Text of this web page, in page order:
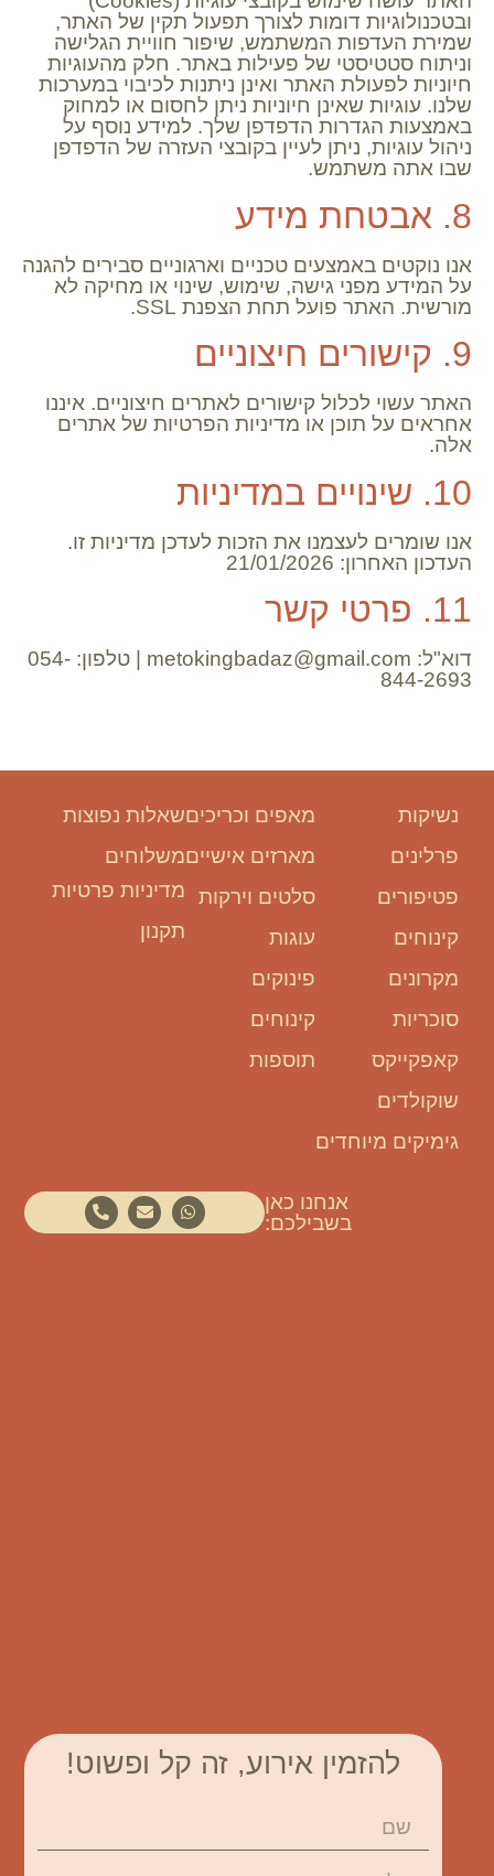
ובטכנולוגיות דומות לצורך תפעול תקין של האתר,
שמירת העדפות המשתמש, שיפור חוויית הגלישה
וניתוח סטטיסטי של פעילות באתר. חלק מהעוגיות
חיוניות לפעולת האתר ואינן ניתנות לכיבוי במערכות
שלנו. עוגיות שאינן חיוניות ניתן לחסום או למחוק
באמצעות הגדרות הדפדפן שלך. למידע נוסף על
ניהול עוגיות, ניתן לעיין בקובצי העזרה של הדפדפן
שבו אתה משתמש.
8. אבטחת מידע
אנו נוקטים באמצעים טכניים וארגוניים סבירים להגנה
על המידע מפני גישה, שימוש, שינוי או מחיקה לא
מורשית. האתר פועל תחת הצפנת SSL.
9. קישורים חיצוניים
האתר עשוי לכלול קישורים לאתרים חיצוניים. איננו
אחראים על תוכן או מדיניות הפרטיות של אתרים
אלה.
10. שינויים במדיניות
אנו שומרים לעצמנו את הזכות לעדכן מדיניות זו.
העדכון האחרון: 21/01/2026
11. פרטי קשר
דוא"ל: metokingbadaz@gmail.com | טלפון: 054-
844-2693
להזמין אירוע, זה קל ופשוט!
שאלות נפוצות
משלוחים
מדיניות פרטיות
תקנון
נשיקות
פרלינים
פטיפורים
קינוחים
מקרונים
סוכריות
קאפקייקס
שוקולדים
גימיקים מיוחדים
מאפים וכריכים
מארזים אישיים
סלטים וירקות
עוגות
פינוקים
קינוחים
תוספות
אנחנו כאן
בשבילכם: